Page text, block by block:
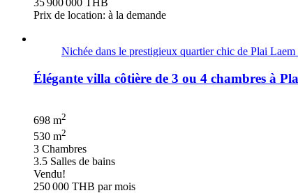
35 900 000 THB
Prix de location: à la demande
Nichée dans le prestigieux quartier chic de Plai
Élégante villa côtière de 3 ou 4 chambres à
698 m2
530 m2
3 Chambres
3.5 Salles de bains
Vendu!
250 000 THB par mois